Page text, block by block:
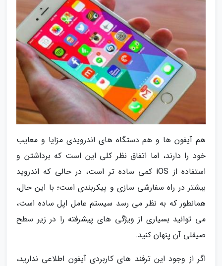
هم آیفون ها و هم دستگاه های اندرویدی مزایا و معایب
خود را دارند، اما اتفاق نظر کلی این است که برداشتن و
استفاده از iOS کمی ساده تر است، در حالی که اندروید
بیشتر در راه سفارشی سازی و پیکربندی است؛ با این حال،
همانطور که به نظر می رسد سیستم عامل اپل ساده است،
می توانید بسیاری از ویژگی های پیشرفته را در زیر سطح
صیقلی آن پنهان کنید.
اگر از وجود این ترفند های کاربردی آیفون اطلاعی ندارید،